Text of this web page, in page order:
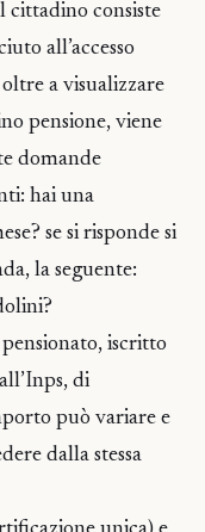
cittadino consiste
all’accesso
a visualizzare
pensione, viene
domande
hai una
se si risponde si
la seguente:
iscritto
di
può variare e
dalla stessa